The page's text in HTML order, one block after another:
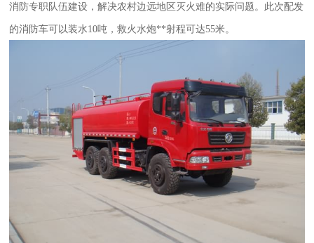
消防专职队伍建设，解决农村边远地区灭火难的实际问题。此次配发
的消防车可以装水10吨，救火水炮**射程可达55米。